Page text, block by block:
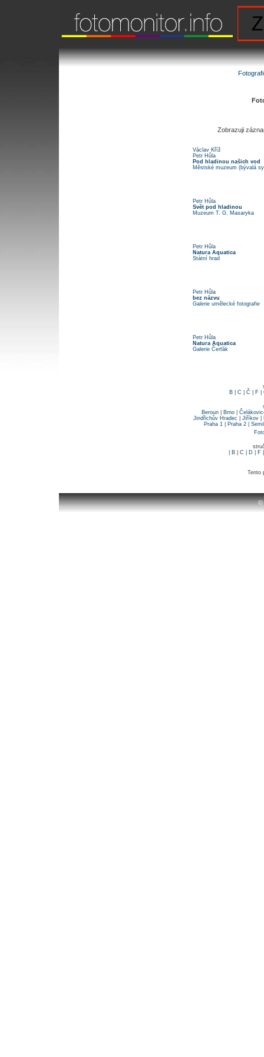
Zobrazuji
Václav Kříž
Petr Hůla
Pod hladinou našich vod
Městské muzeum (bývalá
Petr Hůla
Svět pod hladinou
Muzeum T. G. Masaryka
Petr Hůla
Natura Aquatica
Státní hrad
Petr Hůla
bez názvu
Galerie umělecké fotografie
Petr Hůla
Natura Aquatica
Galerie Čerťák
B
C Č F
Beroun| Brno|
Jindřichův Hradec
Jiříkov
Praha 1
Praha 2
B| C D F
Tento
©